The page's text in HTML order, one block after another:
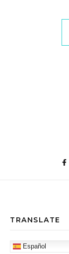
TRANSLATE
Español